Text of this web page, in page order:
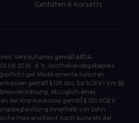
Gehhilfen & Korsetts
Verkaufspreis gemäß ABDA-
d. h. Apothekenabgabepreis
Medikamente zulasten
gemäß § 129 Abs. 5a SGB V i.V.m §§
abzüglich eines
der Krankenkasse gemäß § 130 SGB V
innerhalb von zehn
Preis erscheint nach Auswahl der